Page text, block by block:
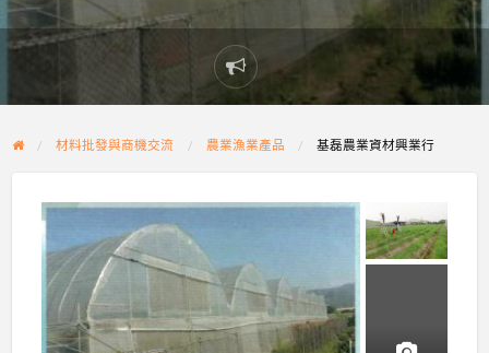
Report
problem
材料批發與商機交流 農業漁業產品 基磊農業資材興業行